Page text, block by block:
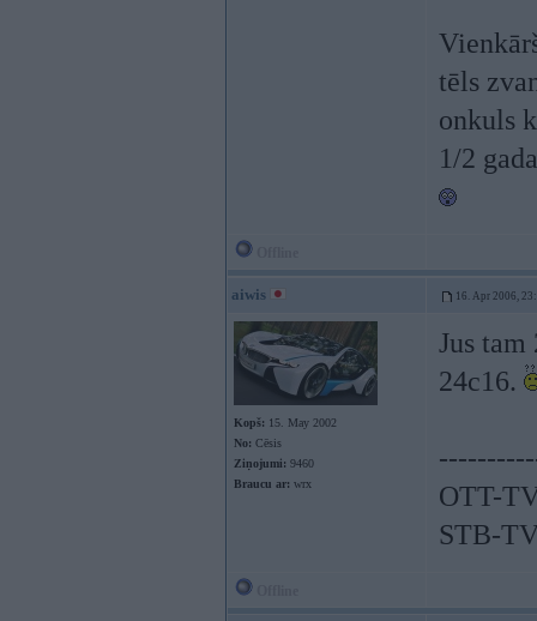
tēls
onkuls
1/2
aiwis 16. Apr 2006,
Kopš: 15. May 2002
No: Cēsis
Ziņojumi: 9460
Braucu ar: wrx
Jus
24c16.
OTT-
STB-